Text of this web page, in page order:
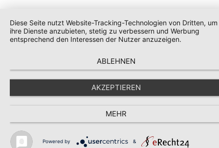
Diese Seite nutzt Website-Tracking-Technologien von Dritten, um
ihre Dienste anzubieten, stetig zu verbessern und Werbung
entsprechend den Interessen der Nutzer anzuzeigen.
ABLEHNEN
AKZEPTIEREN
MEHR
Powered by &